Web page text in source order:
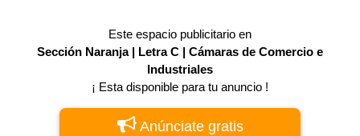
Este espacio publicitario en
Sección Naranja | Letra C | Cámaras de Comercio e
Industriales
¡ Esta disponible para tu anuncio !
Anúnciate gratis